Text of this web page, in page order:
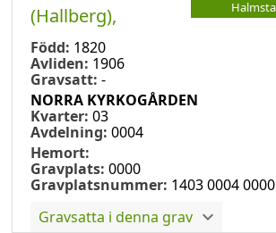
(Hallberg),
Född: 1820
Avliden: 1906
Gravsatt: -
NORRA KYRKOGÅRDEN
Kvarter: 03
Avdelning: 0004
Hemort:
Gravplats: 0000
Gravplatsnummer: 1403 0004 0000
Gravsatta i denna grav